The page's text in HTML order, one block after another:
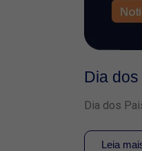
Dia
Dia dos
Leia